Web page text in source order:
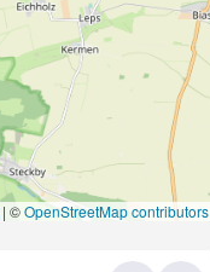
| ©OpenStreetMap contributors